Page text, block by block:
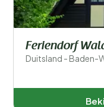
Feriendorf
Duitsland - Baden-